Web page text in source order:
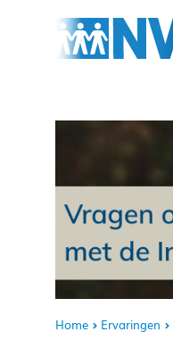
Home Ervaringen